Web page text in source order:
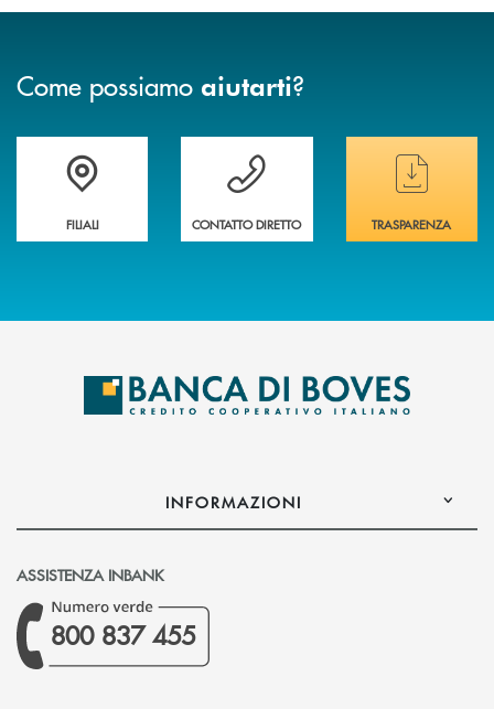
Come possiamo aiutarti?
Trova la filiale&nbsp; più vicina a te
FILIALI
Hai bisogno di assistenza immediata ?
CONTATTO DIRETTO
Hai bisogno di
TRASPARENZA
INFORMAZIONI
ASSISTENZA INBANK
800 837 455